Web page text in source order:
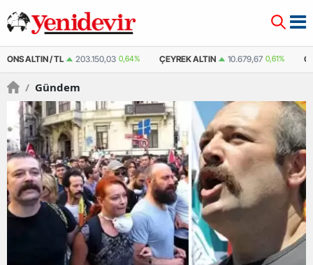
ÇEYREK ALTIN 10.679,67 0,61% ÇEYREK ALTIN ( KAPALI ÇARŞI )
/ Gündem